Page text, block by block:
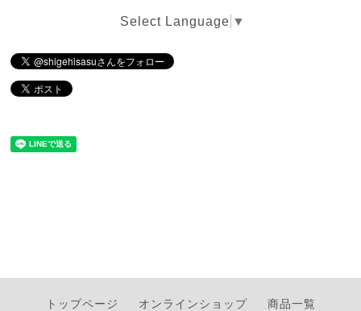
Select Language ▼
トップページ オンラインショップ 商品一覧